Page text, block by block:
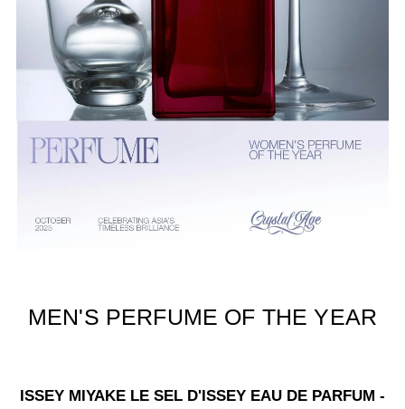
MEN'S PERFUME OF THE YEAR
ISSEY MIYAKE LE SEL D'ISSEY EAU DE PARFUM -